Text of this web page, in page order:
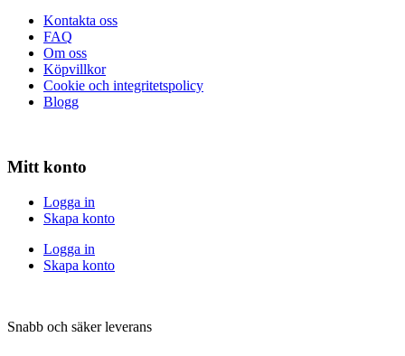
Kontakta oss
FAQ
Om oss
Köpvillkor
Cookie och integritetspolicy
Blogg
Mitt konto
Logga in
Skapa konto
Logga in
Skapa konto
Snabb och säker leverans